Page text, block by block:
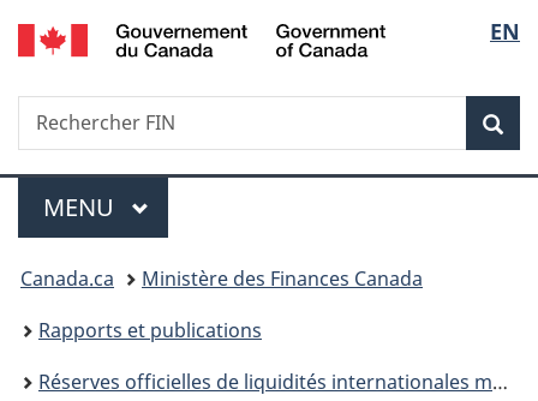
Passer
au
Passer
à
du
Passer
à
simplifiée
de
la
EN
Recherche
Rechercher
FIN
Menu
MENU PRINCIPAL
Vous
êtes
ici :
Canada.ca
Ministère des Finances Canada
Rapports et publications
Réserves officielles de liquidités internationales mensuelles